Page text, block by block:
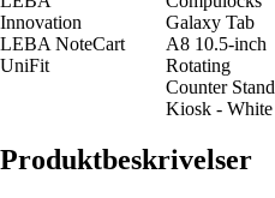
Innovation
LEBA NoteCart
UniFit
Galaxy Tab
A8 10.5-inch
Rotating
Counter Stand
Kiosk - White
Produktbeskrivelser